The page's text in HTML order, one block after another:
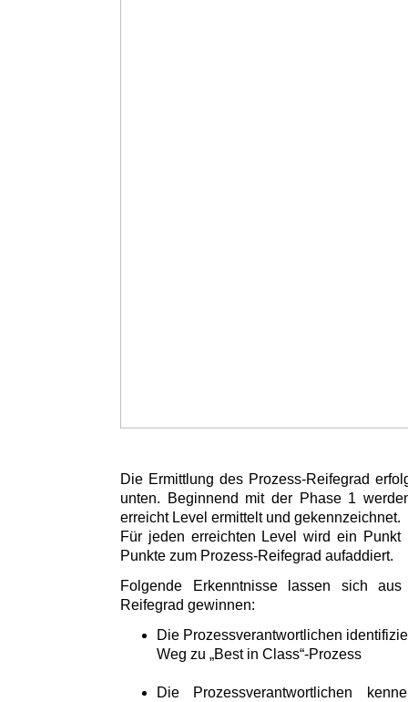
Die Ermittlung des Prozess-Reifegrad
unten. Beginnend mit der Phase 1
erreicht Level ermittelt und gekennzeichnet.
Für jeden erreichten Level wird ein
Punkte zum Prozess-Reifegrad aufaddiert.
Folgende Erkenntnisse lassen sich
Reifegrad gewinnen:
Die Prozessverantwortlichen
Weg zu „Best in Class“-Prozess
Die Prozessverantwortlichen